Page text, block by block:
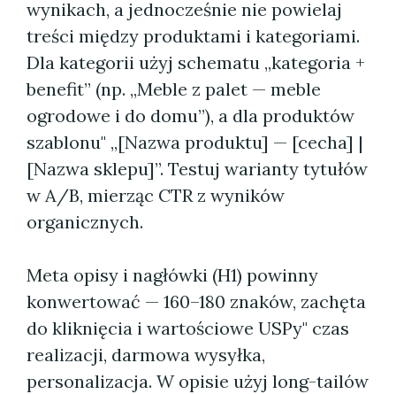
wynikach, a jednocześnie nie powielaj
treści między produktami i kategoriami.
Dla kategorii użyj schematu „kategoria +
benefit” (np. „Meble z palet — meble
ogrodowe i do domu”), a dla produktów
szablonu" „[Nazwa produktu] — [cecha] |
[Nazwa sklepu]”. Testuj warianty tytułów
w A/B, mierząc CTR z wyników
organicznych.
Meta opisy i nagłówki (H1) powinny
konwertować — 160–180 znaków, zachęta
do kliknięcia i wartościowe USPy" czas
realizacji, darmowa wysyłka,
personalizacja. W opisie użyj long-tailów